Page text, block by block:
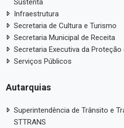
Sustentá
Infraestrutura
Secretaria de Cultura e Turismo
Secretaria Municipal de Receita
Secretaria Executiva da
Serviços Públicos
Autarquias
Superintendência de Trânsito e
STTRANS